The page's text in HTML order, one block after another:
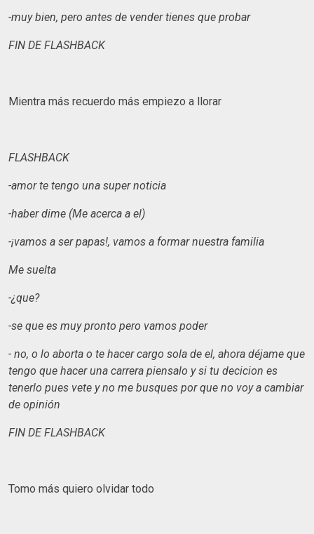
-muy bien, pero antes de vender tienes que probar
FIN DE FLASHBACK
Mientra más recuerdo más empiezo a llorar
FLASHBACK
-amor te tengo una super noticia
-haber dime (Me acerca a el)
-¡vamos a ser papas!, vamos a formar nuestra familia
Me suelta
-¿que?
-se que es muy pronto pero vamos poder
- no, o lo aborta o te hacer cargo sola de el, ahora déjame que
tengo que hacer una carrera piensalo y si tu decicion es
tenerlo pues vete y no me busques por que no voy a cambiar
de opinión
FIN DE FLASHBACK
Tomo más quiero olvidar todo